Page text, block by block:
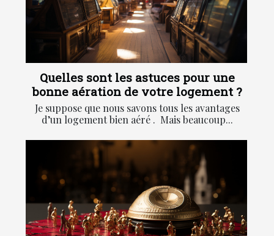
Quelles sont les astuces pour une
bonne aération de votre logement ?
Je suppose que nous savons tous les avantages
d’un logement bien aéré . Mais beaucoup...